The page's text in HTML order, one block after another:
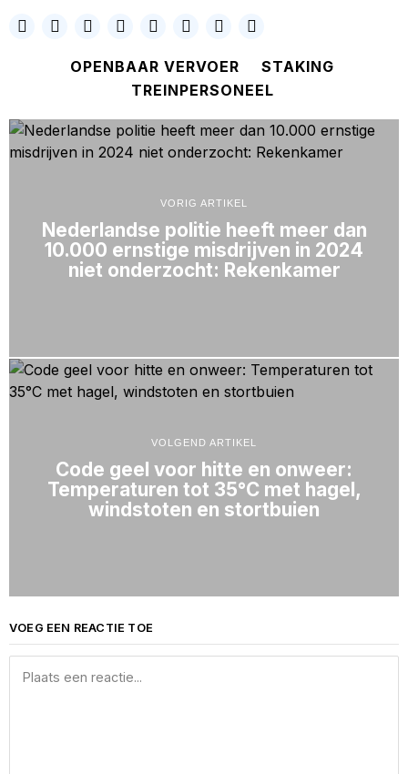
OPENBAAR VERVOER
STAKING
TREINPERSONEEL
VORIG ARTIKEL
Nederlandse politie heeft meer dan
10.000 ernstige misdrijven in 2024
niet onderzocht: Rekenkamer
VOLGEND ARTIKEL
Code geel voor hitte en onweer:
Temperaturen tot 35°C met hagel,
windstoten en stortbuien
VOEG EEN REACTIE TOE